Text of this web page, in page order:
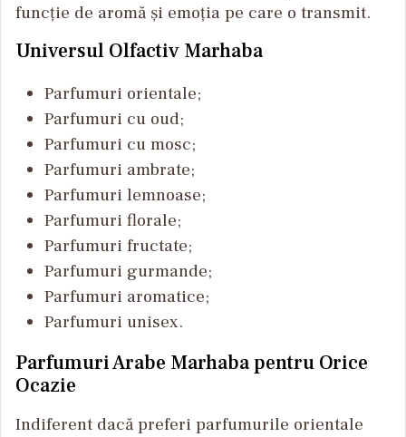
funcție de aromă și emoția pe care o transmit.
Universul Olfactiv Marhaba
Parfumuri orientale;
Parfumuri cu oud;
Parfumuri cu mosc;
Parfumuri ambrate;
Parfumuri lemnoase;
Parfumuri florale;
Parfumuri fructate;
Parfumuri gurmande;
Parfumuri aromatice;
Parfumuri unisex.
Parfumuri Arabe Marhaba pentru Orice
Ocazie
Indiferent dacă preferi parfumurile orientale